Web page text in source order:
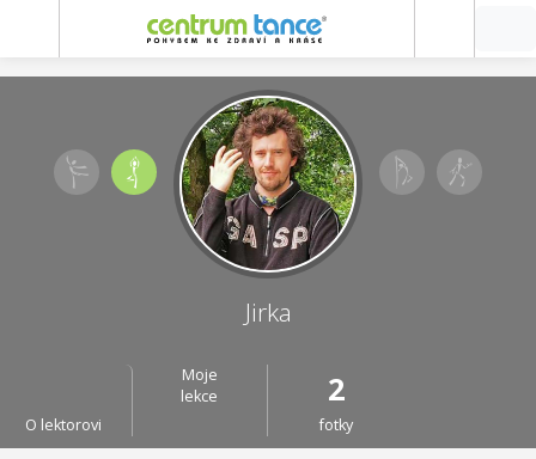
Jirka
O lektorovi
Moje
lekce
2
fotky